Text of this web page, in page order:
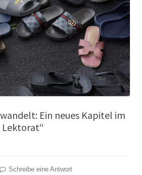
Ein neues Kapitel im
Lektorat“
Schreibe eine Antwort